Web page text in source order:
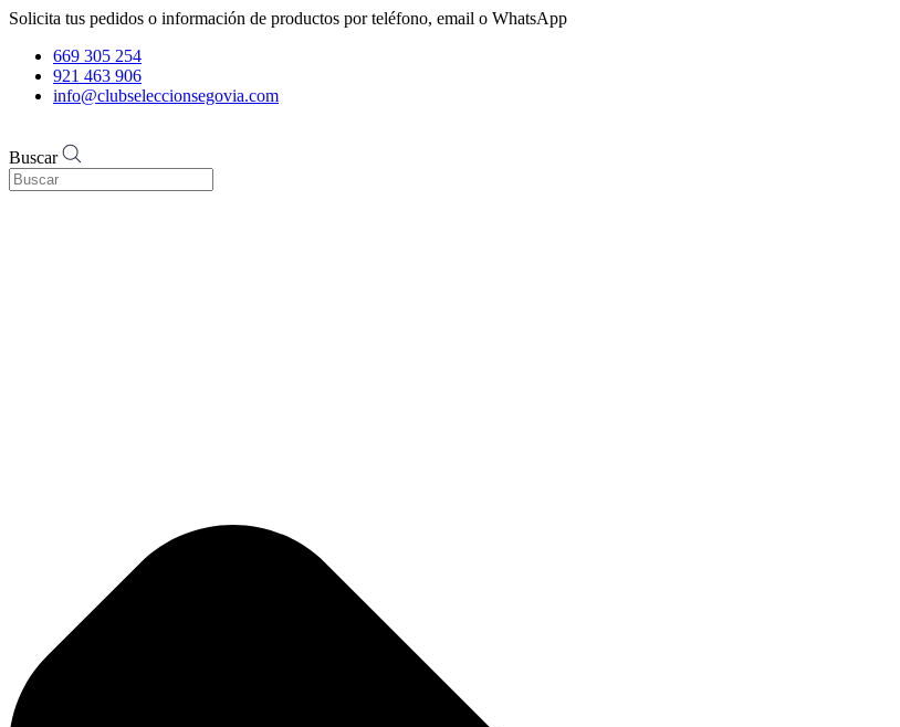
Solicita tus pedidos o información de productos por teléfono, email o WhatsApp
669 305 254
921 463 906
info@clubseleccionsegovia.com
Buscar